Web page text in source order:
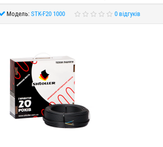
Модель: STK-F20 1000 0 відгуків